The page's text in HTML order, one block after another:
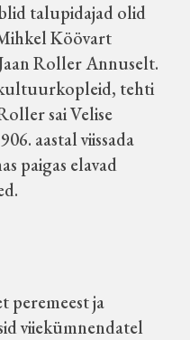
tänu Sillaotsa
talupidajad olid
Köövart
Roller Annuselt.
tehti
sai Velise
aastal viissada
paigas elavad
peremeest ja
viiekümnendatel